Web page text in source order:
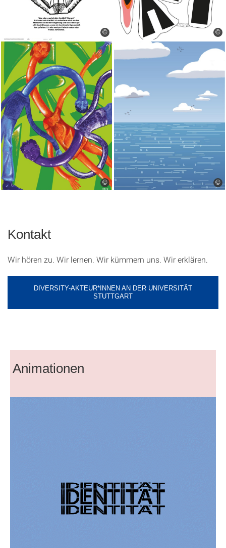
© ©
© ©
Kontakt
Wir hören zu. Wir lernen. Wir kümmern uns. Wir erklären.
DIVERSITY-AKTEUR*INNEN AN DER UNIVERSITÄT
STUTTGART
Animationen